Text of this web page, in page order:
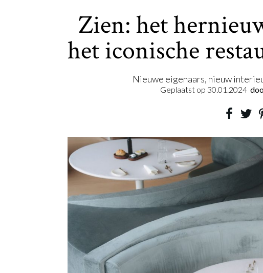
Zien: het
het iconische
Nieuwe eigenaars, nieuw
Geplaatst op 30.01.2024